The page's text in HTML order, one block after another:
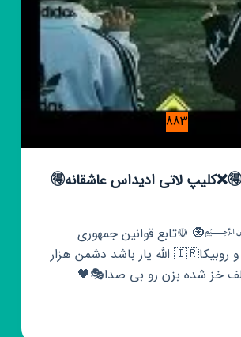
883
کانال روبیکا 🉐️❌کلیپ لاتی ادیداس عاشقانه🉐️
قوانین جمهوری
اسلامی ایران و روبیکا🇮🇷 الله یار باشد دشمن هزار